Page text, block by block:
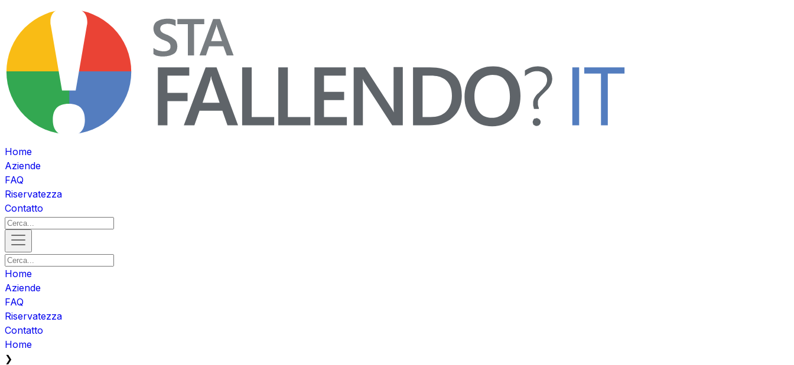
Home
Aziende
FAQ
Riservatezza
Contatto
Home
Aziende
FAQ
Riservatezza
Contatto
Home
❯